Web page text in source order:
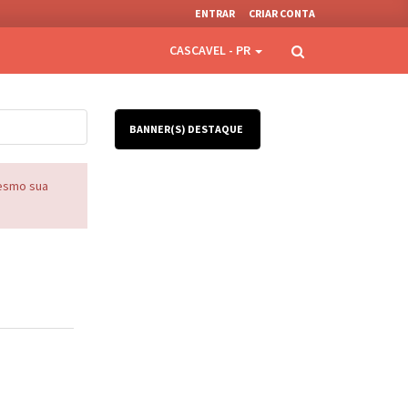
ENTRAR CRIAR CONTA
CASCAVEL - PR
sua
BANNER(S) DESTAQUE